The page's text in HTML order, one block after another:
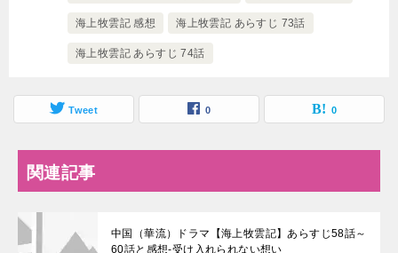
海上牧雲記 感想 海上牧雲記 あらすじ 73話
海上牧雲記 あらすじ 74話
Tweet 0 0
関連記事
中国（華流）ドラマ【海上牧雲記】あらすじ58話～
60話と感想-受け入れられない想い